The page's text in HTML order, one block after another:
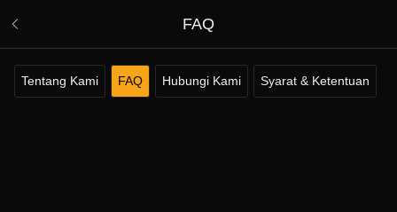
FAQ
Tentang Kami FAQ Hubungi Kami Syarat & Ketentuan